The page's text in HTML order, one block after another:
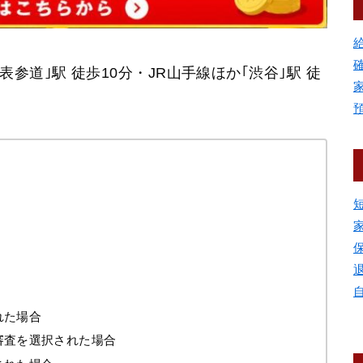
参道｣駅 徒歩10分・JR山手線ほか｢渋谷｣駅 徒
場合
を選択された場合